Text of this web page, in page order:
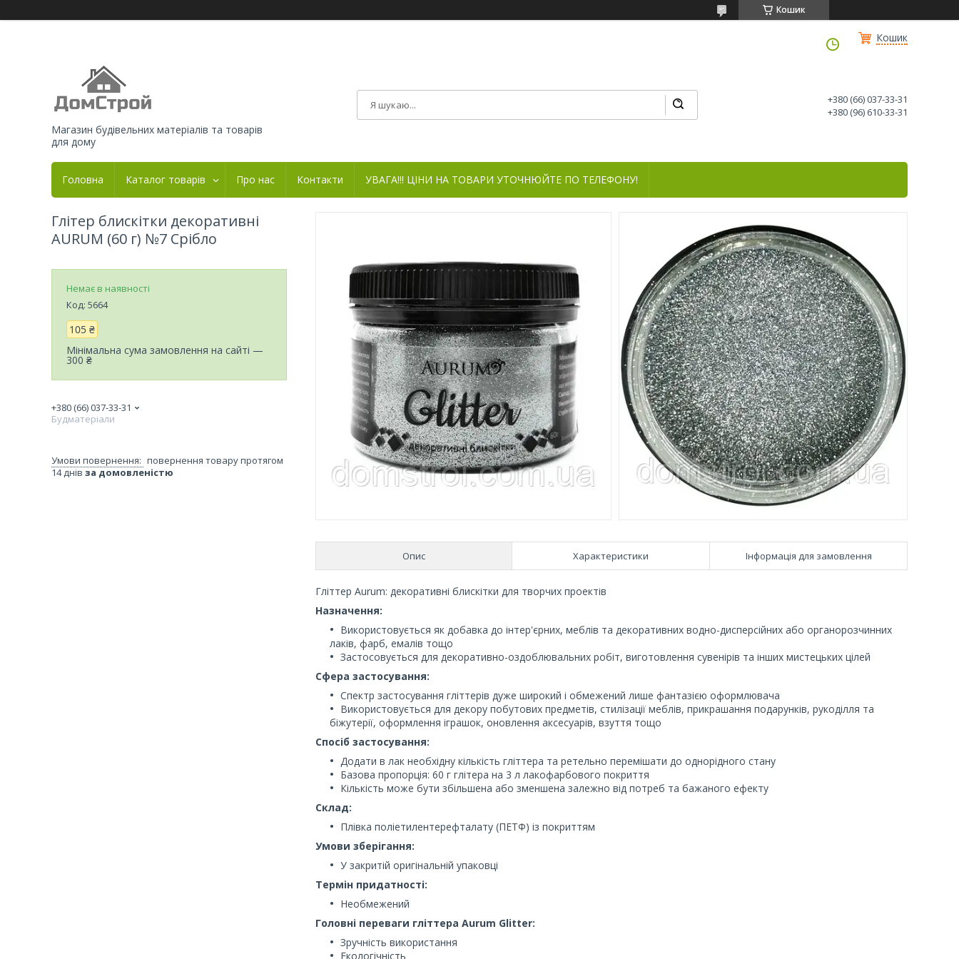
Кошик
Кошик
Магазин будівельних матеріалів та товарів
для дому
+380 (66) 037-33-31
+380 (96) 610-33-31
Головна Каталог товарів Про нас Контакти УВАГА!!! ЦІНИ НА ТОВАРИ УТОЧНЮЙТЕ ПО ТЕЛЕФОНУ!
Опис Характеристики Інформація для замовлення
Гліттер Aurum: декоративні блискітки для творчих проектів
Назначення:
Використовується як добавка до інтер'єрних, меблів та декоративних водно-дисперсійних або органорозчинних
лаків, фарб, емалів тощо
Застосовується для декоративно-оздоблювальних робіт, виготовлення сувенірів та інших мистецьких цілей
Сфера застосування:
Спектр застосування гліттерів дуже широкий і обмежений лише фантазією оформлювача
Використовується для декору побутових предметів, стилізації меблів, прикрашання подарунків, рукоділля та
біжутерії, оформлення іграшок, оновлення аксесуарів, взуття тощо
Спосіб застосування:
Додати в лак необхідну кількість гліттера та ретельно перемішати до однорідного стану
Базова пропорція: 60 г глітера на 3 л лакофарбового покриття
Кількість може бути збільшена або зменшена залежно від потреб та бажаного ефекту
Склад:
Плівка поліетилентерефталату (ПЕТФ) із покриттям
Умови зберігання:
У закритій оригінальній упаковці
Термін придатності:
Необмежений
Головні переваги гліттера Aurum Glitter:
Зручність використання
Екологічність
Глітер блискітки декоративні
AURUM (60 г) №7 Срібло
Немає в наявності
Код: 5664
105 ₴
Мінімальна сума замовлення на сайті —
300 ₴
+380 (66) 037-33-31
Будматеріали
повернення товару протягом
14 днів за домовленістю